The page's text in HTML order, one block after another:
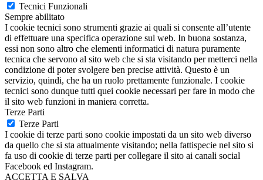
Tecnici Funzionali
Sempre abilitato
I cookie tecnici sono strumenti grazie ai quali si consente all’utente
di effettuare una specifica operazione sul web. In buona sostanza,
essi non sono altro che elementi informatici di natura puramente
tecnica che servono al sito web che si sta visitando per metterci nella
condizione di poter svolgere ben precise attività. Questo è un
servizio, quindi, che ha un ruolo prettamente funzionale. I cookie
tecnici sono dunque tutti quei cookie necessari per fare in modo che
il sito web funzioni in maniera corretta.
Terze Parti
Terze Parti
I cookie di terze parti sono cookie impostati da un sito web diverso
da quello che si sta attualmente visitando; nella fattispecie nel sito si
fa uso di cookie di terze parti per collegare il sito ai canali social
Facebook ed Instagram.
ACCETTA E SALVA